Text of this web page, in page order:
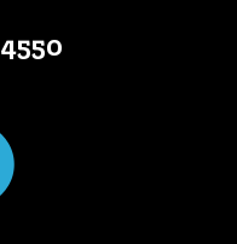
4550 824 514 1 +